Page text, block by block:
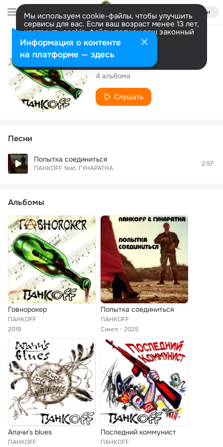
Войти
Мы используем cookie-файлы, чтобы улучшить
сервисы для вас. Если ваш возраст менее 13 лет,
настроить cookie-файлы должен ваш законный
представитель. Больше информации
Разрешить все Настроить
Исполнитель
ПАНКOFF
4 альбома
Слушать
Песни
Попытка соединиться
ПАНКOFF feat. ГУНАРАТНА
2:57
Альбомы
Говнорокер
ПАНКOFF
2019
Попытка соединиться
ПАНКOFF
Сингл
2025
Апачи's blues
ПАНКOFF
Последний коммунист
ПАНКOFF
Информация о контенте
на платформе — здесь